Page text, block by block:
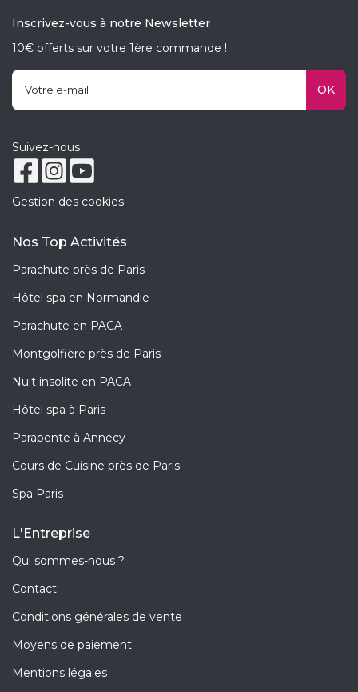
Inscrivez-vous à notre Newsletter
10€ offerts sur votre 1ère commande !
OK
Suivez-nous
Gestion des cookies
Nos Top Activités
Parachute près de Paris
Hôtel spa en Normandie
Parachute en PACA
Montgolfière près de Paris
Nuit insolite en PACA
Hôtel spa à Paris
Parapente à Annecy
Cours de Cuisine près de Paris
Spa Paris
L'Entreprise
Qui sommes-nous ?
Contact
Conditions générales de vente
Moyens de paiement
Mentions légales